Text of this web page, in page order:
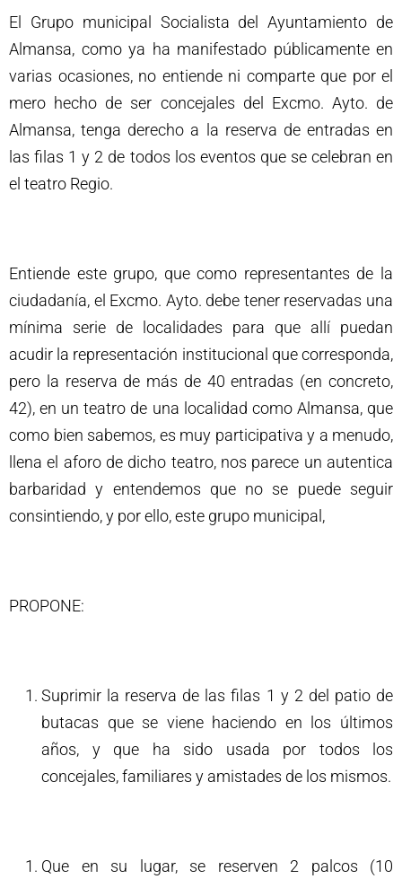
El Grupo municipal Socialista del Ayuntamiento de
Almansa, como ya ha manifestado públicamente en
varias ocasiones, no entiende ni comparte que por el
mero hecho de ser concejales del Excmo. Ayto. de
Almansa, tenga derecho a la reserva de entradas en
las filas 1 y 2 de todos los eventos que se celebran en
el teatro Regio.
Entiende este grupo, que como representantes de la
ciudadanía, el Excmo. Ayto. debe tener reservadas una
mínima serie de localidades para que allí puedan
acudir la representación institucional que corresponda,
pero la reserva de más de 40 entradas (en concreto,
42), en un teatro de una localidad como Almansa, que
como bien sabemos, es muy participativa y a menudo,
llena el aforo de dicho teatro, nos parece un autentica
barbaridad y entendemos que no se puede seguir
consintiendo, y por ello, este grupo municipal,
PROPONE:
Suprimir la reserva de las filas 1 y 2 del patio de
butacas que se viene haciendo en los últimos
años, y que ha sido usada por todos los
concejales, familiares y amistades de los mismos.
Que en su lugar, se reserven 2 palcos (10